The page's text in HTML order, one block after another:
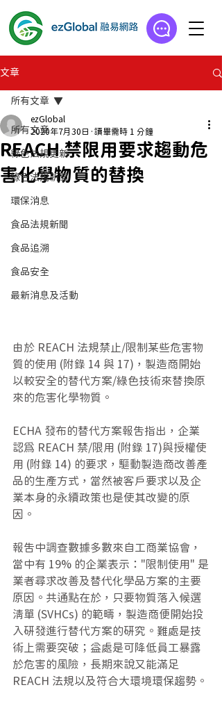
文章
所有文章
綠色法規更新
綠色法規新聞
環保消息
食品法規新聞
食品追溯
食品安全
最新消息及活動
所有文章
REACH 禁限用要求趨動危
害化學物質的替換
ezGlobal
2020年7月30日
讀畢需時 1 分鐘
由於 REACH 法規禁止/限制某些危害物
質的使用 (附錄 14 與 17)，製造商開始
以較安全的替代方案/綠色技術來替換原
來的危害化學物質。
ECHA 發布的替代方案報告指出，企業
認為 REACH 禁/限用 (附錄 17)與授權使
用 (附錄 14) 的要求，驅動製造商改善產
品的生產方式，當然被客戶要求以及企
業本身的永續政策也是使其改變的原
因。
報告中調查數據多數來自工商業協會，
當中有 19% 的企業表示："限制使用" 是
業者尋求改善及替代化學品方案的主要
原因。共通點在於，只要物質落入候選
清單 (SVHCs) 的範疇，製造商便開始投
入研發進行替代方案的研究。難處是技
術上需要突破；益處是可降低員工暴露
於危害的風險，長期來說又能滿足
REACH 法規以及符合大環境環保趨勢。